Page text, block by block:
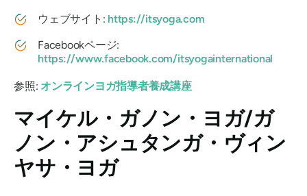
ウェブサイト: https://itsyoga.com
Facebookページ:
https://www.facebook.com/itsyogainternational
参照: オンラインヨガ指導者養成講座
マイケル・ガノン・ヨガ/ガ
ノン・アシュタンガ・ヴィン
ヤサ・ヨガ